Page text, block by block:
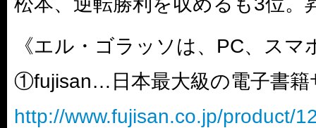
《エル・ゴラッソは、PC、スマ
①fujisan…日本最大級の電子書籍
http://www.fujisan.co.jp/product/